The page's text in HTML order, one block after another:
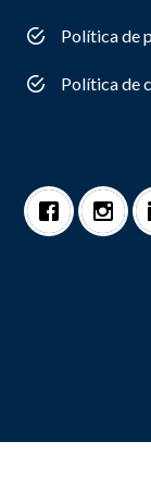
Política de
Política de